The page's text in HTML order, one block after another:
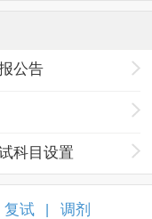
公告
科目设置
复试 调剂